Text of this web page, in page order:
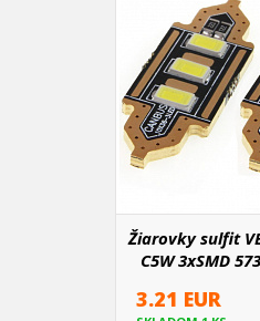
Žiarovky sulfit
C5W 3xSMD
3.21 EUR